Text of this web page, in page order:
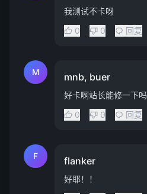
我测试不卡呀
0
0 回复
M mnb, buer
好卡啊站长能修一下吗
0
0 回复
F flanker
好耶！！